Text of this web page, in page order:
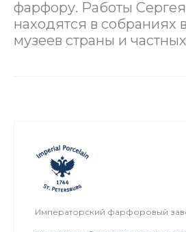
фарфору. Работы
находятся в собраниях
музеев страны и
Императорский фарфоровый